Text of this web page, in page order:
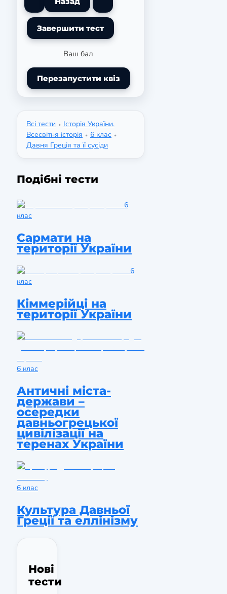
Ваш бал
Перезапустити квіз
Всі тести • Історія України.
Всесвітня історія • 6 клас •
Давня Греція та її сусіди
Подібні тести
6
клас
Сармати на
території України
6
клас
Кіммерійці на
території України
6 клас
Античні міста-
держави –
осередки
давньогрецької
цивілізації на
теренах України
6 клас
Культура Давньої
Греції та еллінізму
Нові
тести